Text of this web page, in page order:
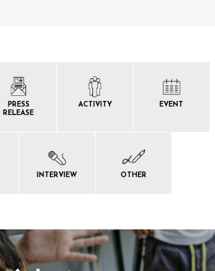
PRESS
RELEASE
ACTIVITY EVENT
INTERVIEW OTHER